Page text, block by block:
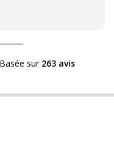
expérience et on
cet aspect
vendu) et que
et valorisant pour
Basée sur 263 avis